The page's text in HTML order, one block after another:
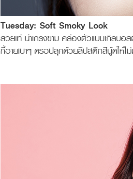
Tuesday: Soft Smoky Look
สวยเท่ น่าเกรงขาม คล่องตัวแบบเกิลบอ
กี้อายเบาๆ ดรอปลุคด้วยลิปสติกสีนู้ดให้ไ